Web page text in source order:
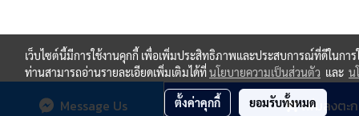
เพิ่มลงตะ
Message Us
เว็บไซต์นี้มีการใช้งานคุกกี้ เพื่อเพิ่มประสิทธิภาพและประสบการณ์ที่ดีในการ
ท่านสามารถอ่านรายละเอียดเพิ่มเติมได้ที่นโยบายความเป็นส่วนตัว และ น
ตั้งค่าคุกกี้ ยอมรับทั้งหมด